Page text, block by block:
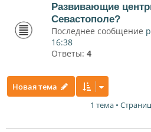
Развивающие
Севастополе?
Последнее сообщение
16:38
Ответы: 4
Новая тема
1 тема •